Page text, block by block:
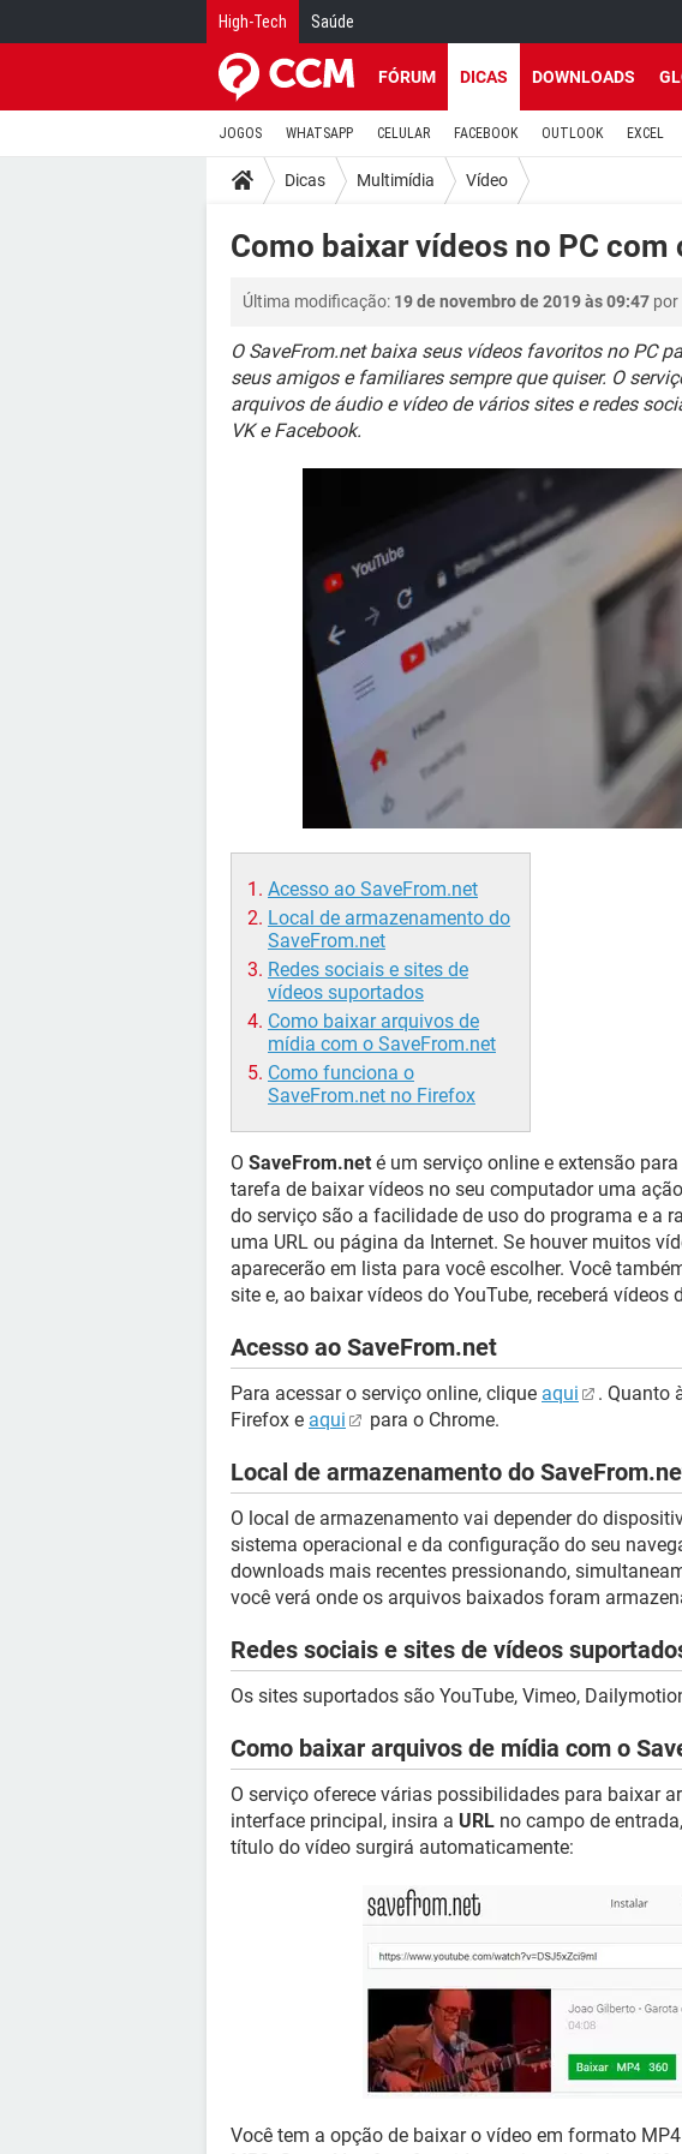
High-Tech Saúde
FÓRUM DICAS DOWNLOADS
JOGOS WHATSAPP CELULAR FACEBOOK OUTLOOK EXCEL
Dicas Multimídia Vídeo
Como baixar vídeos no PC com
Última modificação: 19 de novembro de 2019 às 09:47 por
O SaveFrom.net baixa seus vídeos favoritos no PC
seus amigos e familiares sempre que quiser. O
arquivos de áudio e vídeo de vários sites e redes
VK e Facebook.
Acesso ao SaveFrom.net
Local de armazenamento do
SaveFrom.net
Redes sociais e sites de
vídeos suportados
Como baixar arquivos de
mídia com o SaveFrom.net
Como funciona o
SaveFrom.net no Firefox
O SaveFrom.net é um serviço online e extensão
tarefa de baixar vídeos no seu computador uma
do serviço são a facilidade de uso do programa e a
uma URL ou página da Internet. Se houver muitos
aparecerão em lista para você escolher. Você
site e, ao baixar vídeos do YouTube, receberá vídeos
Acesso ao SaveFrom.net
Para acessar o serviço online, clique aqui . Quanto
Firefox e aqui para o Chrome.
Local de armazenamento do
O local de armazenamento vai depender do
sistema operacional e da configuração do seu
downloads mais recentes pressionando,
você verá onde os arquivos baixados foram
Redes sociais e sites de vídeos
Os sites suportados são YouTube, Vimeo,
Como baixar arquivos de mídia com o
O serviço oferece várias possibilidades para baixar
interface principal, insira a URL no campo de
título do vídeo surgirá automaticamente:
Você tem a opção de baixar o vídeo em formato